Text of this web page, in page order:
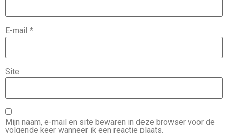
E-mail *
Site
Mijn naam, e-mail en site bewaren in deze browser voor de
volgende keer wanneer ik een reactie plaats.